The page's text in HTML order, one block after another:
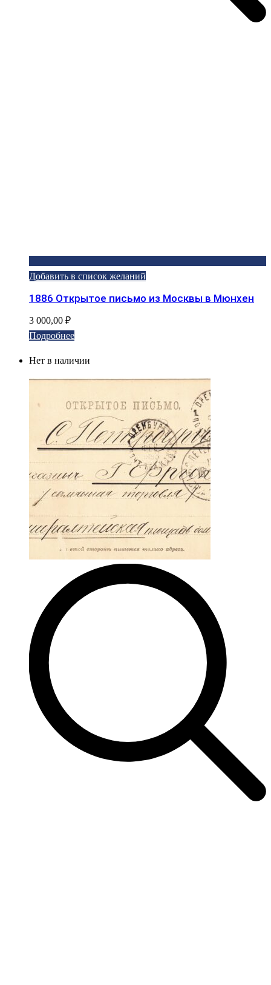
Добавить в список желаний
1886 Открытое письмо из Москвы в Мюнхен
3 000,00 ₽
Подробнее
Нет в наличии